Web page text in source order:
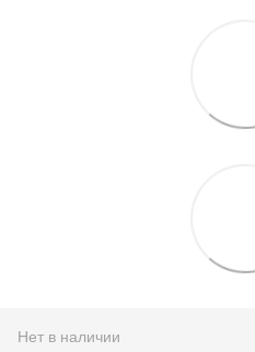
Нет в наличии